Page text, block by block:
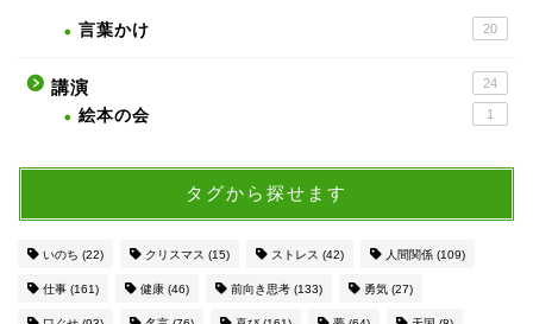
言葉かけ 20
講演 24
絵本の会 1
タグから探せます
いのち (22) クリスマス (15) ストレス (42) 人間関係 (109)
仕事 (161) 健康 (46) 前向き思考 (133) 勇気 (27)